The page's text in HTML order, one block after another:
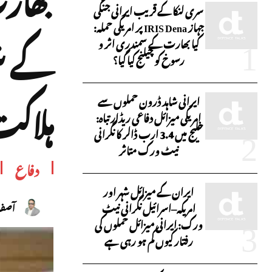
سری لنکا کے قریب ایرانی جنگی
جہاز IRIS Dena پر امریکی حملہ:
کیا بھارت کے سمندری اثر و
رسوخ کو چیلنج کیا گیا؟
ایرانی شاہد ڈرون حملوں سے
امریکی میزائل دفاعی ریڈار تباہ:
خلیج میں 3.4 ارب ڈالر کا نگرانی
نیٹ ورک متاثر
ایران کے میزائل شہر اور
امریکہ–اسرائیل نگرانی نیٹ
ورک: ایرانی میزائل حملوں کی
رفتار کیوں کم ہو رہی ہے
کے
دفاع